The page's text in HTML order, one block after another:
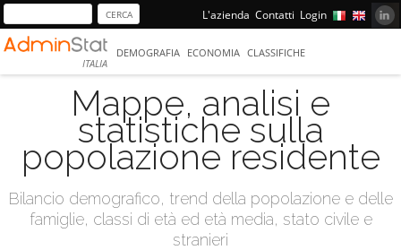
L'azienda Contatti Login
ITALIA
DEMOGRAFIA ECONOMIA CLASSIFICHE
Mappe, analisi e
statistiche sulla
popolazione residente
Bilancio demografico, trend della popolazione e delle
famiglie, classi di età ed età media, stato civile e
stranieri